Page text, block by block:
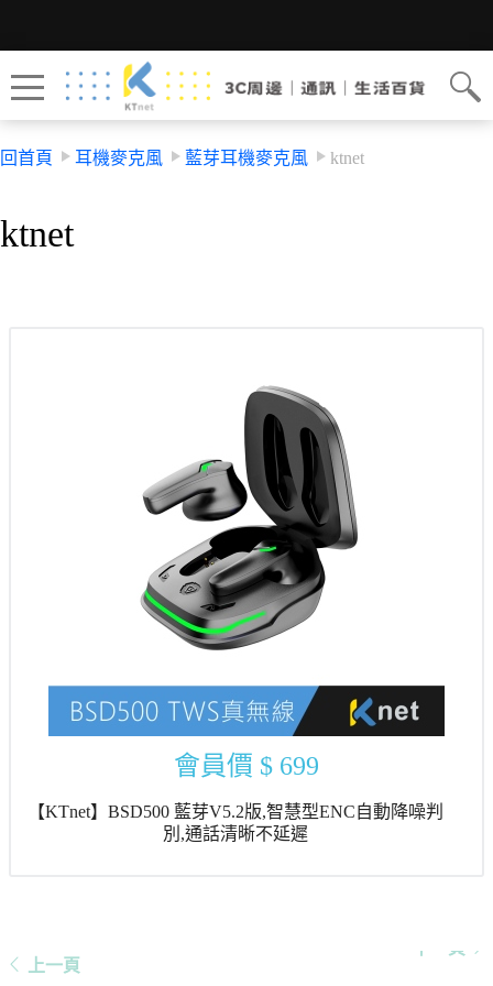
回首頁 耳機麥克風 藍芽耳機麥克風 ktnet
ktnet
會員價 $ 699
【KTnet】BSD500 藍芽V5.2版,智慧型ENC自動降噪判
別,通話清晰不延遲
上一頁
下一頁